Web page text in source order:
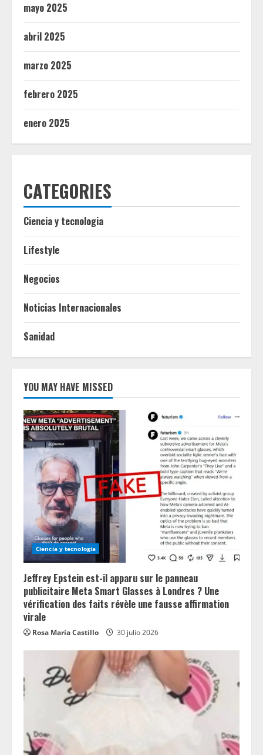
mayo 2025
abril 2025
marzo 2025
febrero 2025
enero 2025
CATEGORIES
Ciencia y tecnologia
Lifestyle
Negocios
Noticias Internacionales
Sanidad
YOU MAY HAVE MISSED
Ciencia y tecnologia
Jeffrey Epstein est-il apparu sur le panneau
publicitaire Meta Smart Glasses à Londres ? Une
vérification des faits révèle une fausse affirmation
virale
Rosa María Castillo 30 julio 2026